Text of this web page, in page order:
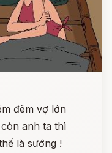
đêm vợ lớn
anh ta thì
là sướng !